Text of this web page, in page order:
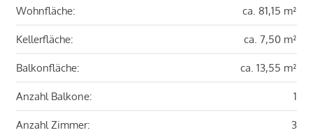
Wohnfläche: ca. 81,15 m²
Kellerfläche: ca. 7,50 m²
Balkonfläche: ca. 13,55 m²
Anzahl Balkone: 1
Anzahl Zimmer: 3